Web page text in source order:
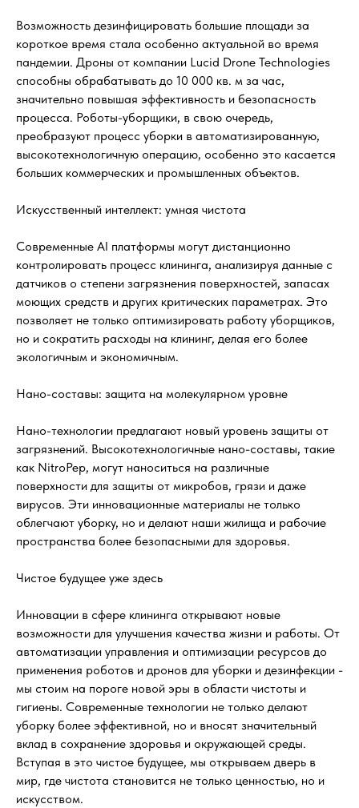
Возможность дезинфицировать большие площади за
короткое время стала особенно актуальной во время
пандемии. Дроны от компании Lucid Drone Technologies
способны обрабатывать до 10 000 кв. м за час,
значительно повышая эффективность и безопасность
процесса. Роботы-уборщики, в свою очередь,
преобразуют процесс уборки в автоматизированную,
высокотехнологичную операцию, особенно это касается
больших коммерческих и промышленных объектов.
Искусственный интеллект: умная чистота
Современные AI платформы могут дистанционно
контролировать процесс клининга, анализируя данные с
датчиков о степени загрязнения поверхностей, запасах
моющих средств и других критических параметрах. Это
позволяет не только оптимизировать работу уборщиков,
но и сократить расходы на клининг, делая его более
экологичным и экономичным.
Нано-составы: защита на молекулярном уровне
Нано-технологии предлагают новый уровень защиты от
загрязнений. Высокотехнологичные нано-составы, такие
как NitroPep, могут наноситься на различные
поверхности для защиты от микробов, грязи и даже
вирусов. Эти инновационные материалы не только
облегчают уборку, но и делают наши жилища и рабочие
пространства более безопасными для здоровья.
Чистое будущее уже здесь
Инновации в сфере клининга открывают новые
возможности для улучшения качества жизни и работы. От
автоматизации управления и оптимизации ресурсов до
применения роботов и дронов для уборки и дезинфекции -
мы стоим на пороге новой эры в области чистоты и
гигиены. Современные технологии не только делают
уборку более эффективной, но и вносят значительный
вклад в сохранение здоровья и окружающей среды.
Вступая в это чистое будущее, мы открываем дверь в
мир, где чистота становится не только ценностью, но и
искусством.